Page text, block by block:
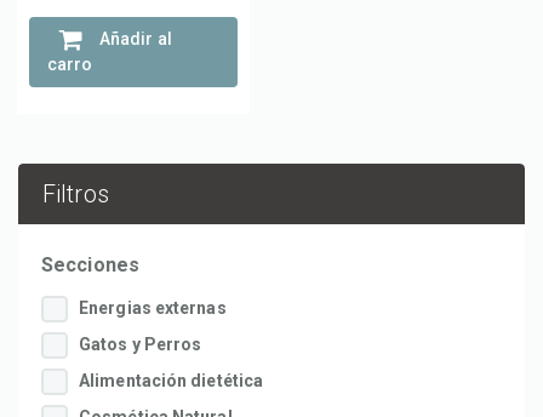
Añadir al
carro
Filtros
Secciones
Energias externas
Gatos y Perros
Alimentación dietética